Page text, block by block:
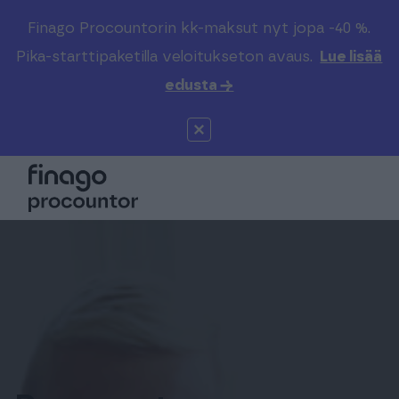
Finago Procountorin kk-maksut nyt jopa -40 %.
Pika-starttipaketilla veloitukseton avaus.
Lue lisää
edusta →
Etsi sivustolta
Valitse kieli
Global (EN)
Kirjaudu
Solo
Sopimuskone
Kenelle
Tilitoimistoille